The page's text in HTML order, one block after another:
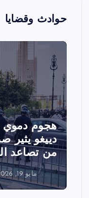
حوادث وقضايا
تصادم
عرض جوي
الفعاليات
مايو 18, 2026